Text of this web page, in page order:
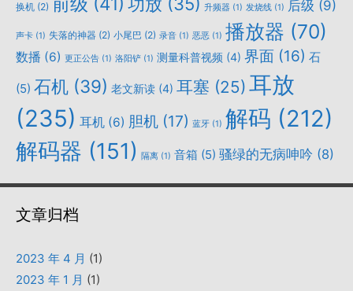
换机 (2) 升频器 (1) 发烧线 (1) 后级 (9)
声卡 (1) 失落的神器 (2) 小尾巴 (2) 录音 (1) 恶恶 (1) 播放器 (70)
数播 (6) 更正公告 (1) 洛阳铲 (1) 测量科普视频 (4) 界面 (16) 石
(5) 石机 (39) 老文新读 (4) 耳塞 (25) 耳放
(235) 耳机 (6) 胆机 (17) 蓝牙 (1) 解码 (212)
解码器 (151) 隔离 (1) 音箱 (5) 骚绿的无病呻吟 (8)
文章归档
2023 年 4 月 (1)
2023 年 1 月 (1)